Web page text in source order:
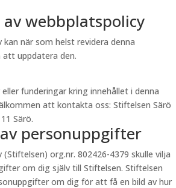
webbplatspolicy
när som helst revidera denna
uppdatera den.
funderingar kring innehållet i denna
att kontakta oss: Stiftelsen Särö
Särö.
personuppgifter
org.nr. 802426-4379 skulle vilja
om dig själv till Stiftelsen. Stiftelsen
om dig för att få en bild av hur